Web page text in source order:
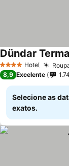
4 EstrelasHotel
Dündar
8,9 Excelente
Selecione as
exatos.